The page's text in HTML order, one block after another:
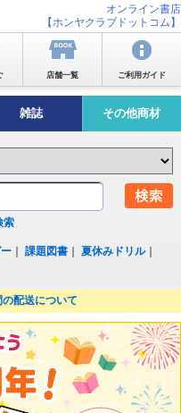
オンライン書店
【ホンヤクラブドットコム】
店舗一覧 ご利用ガイド
雑誌 その他商材
索
｜課題図書 ｜夏休みドリル｜
の配送について